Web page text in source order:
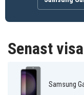
Senast
Samsung